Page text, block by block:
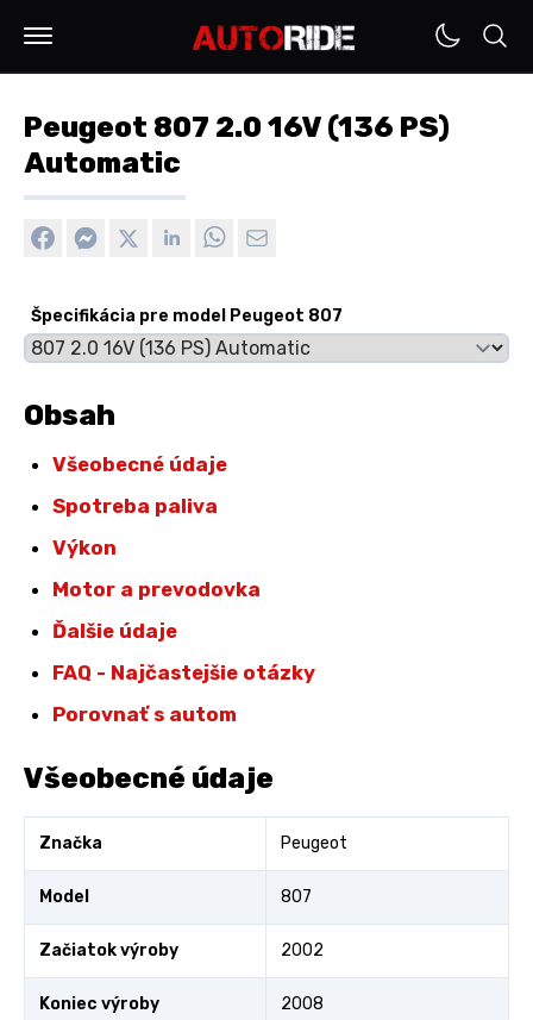
Peugeot 807 2.0 16V (136 PS)
Automatic
Špecifikácia pre model Peugeot 807
Obsah
Všeobecné údaje
Spotreba paliva
Výkon
Motor a prevodovka
Ďalšie údaje
FAQ - Najčastejšie otázky
Porovnať s autom
Všeobecné údaje
Značka Peugeot
Model 807
Začiatok výroby 2002
Koniec výroby 2008